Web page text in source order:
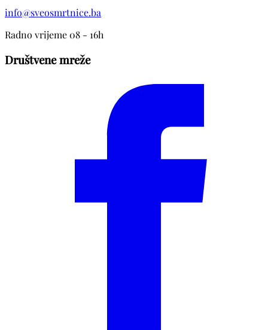
info@sveosmrtnice.ba
Radno vrijeme 08 - 16h
Društvene mreže